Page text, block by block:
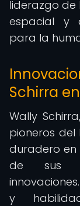
liderazgo de
espacial y
para la
Schirra
Wally
pioneros del
duradero en
de sus
y